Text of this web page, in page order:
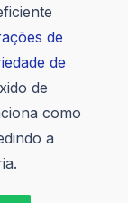
de
de
de
como
a